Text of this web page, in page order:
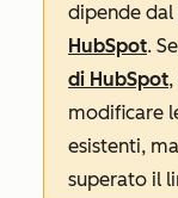
dipende dal
HubSpot.
di HubSpot
modificare
esistenti,
superato il